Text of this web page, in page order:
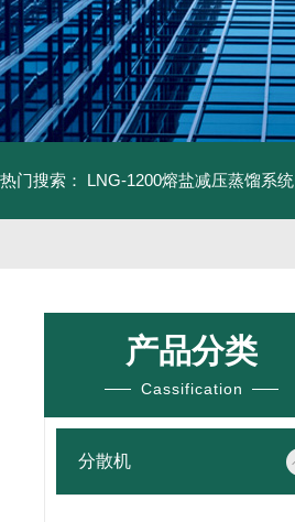
热门搜索： LNG-1200熔盐减压蒸馏系统
产品分类
Cassification
分散机